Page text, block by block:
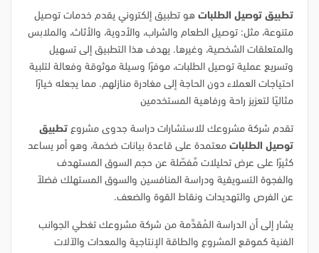
تطبيق توصيل الطلبات هو تطبيق إلكتروني يقدم خدمات توصيل
متنوعة، مثل: توصيل الطعام والشراب، والأدوية، والأثاث، والملابس
والمتعلقات الشخصية، وغيرها. يهدف هذا التطبيق إلى تسهيل
وتسريع عملية توصيل الطلبات، موفرًا وسيلة موثوقة وفعالة لتلبية
احتياجات العملاء دون الحاجة إلى مغادرة منازلهم. مما يجعله خيارًا
مثاليًا لتعزيز راحة ورفاهية المستخدمين
تقدم شركة مشروعك للاستشارات دراسة جدوى مشروع تطبيق
توصيل الطلبات معتمدة على قاعدة بيانات ضخمة، وهو أمر يساعد
كثيرًا على عرض تحليلات مٌفصّلة عن حجم السوق المستهدف
والفجوة التسويقية ودراسة المنافسين والسوق المستهلك فضلاً
عن الفرص والتهديدات ونقاط القوة والضعف.
يشار إلى أن الدراسة المُقدَّمة من شركة مشروعك تغطي الجوانب
الفنية كموقع المشروع والطاقة الإنتاجية والمعدات والآلات